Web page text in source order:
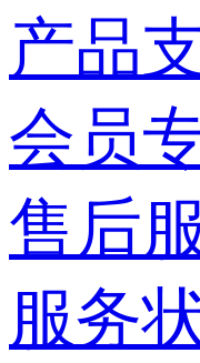
产品
会员
售后
服务